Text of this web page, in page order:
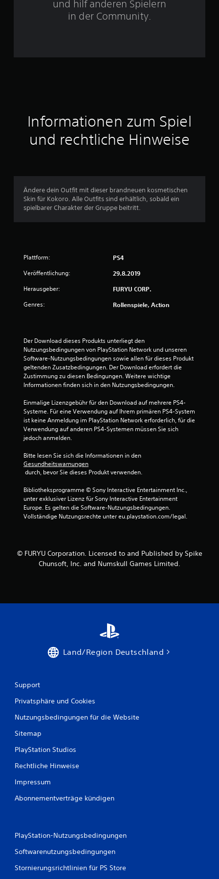
a
B
w
e
und hilf anderen Spielern
in der Community.
Informationen zum Spiel
und rechtliche Hinweise
Ändere dein Outfit mit dieser brandneuen kosmetischen
Skin für Kokoro. Alle Outfits sind erhältlich, sobald ein
spielbarer Charakter der Gruppe beitritt.
Plattform: PS4
Veröffentlichung: 29.8.2019
Herausgeber: FURYU CORP.
Genres: Rollenspiele, Action
Der Download dieses Produkts unterliegt den
Nutzungsbedingungen von PlayStation Network und unseren
Software-Nutzungsbedingungen sowie allen für dieses Produkt
geltenden Zusatzbedingungen. Der Download erfordert die
Zustimmung zu diesen Bedingungen. Weitere wichtige
Informationen finden sich in den Nutzungsbedingungen.
Einmalige Lizenzgebühr für den Download auf mehrere PS4-
Systeme. Für eine Verwendung auf Ihrem primären PS4-System
ist keine Anmeldung im PlayStation Network erforderlich, für die
Verwendung auf anderen PS4-Systemen müssen Sie sich
jedoch anmelden.
Bitte lesen Sie sich die Informationen in den
Gesundheitswarnungen
durch, bevor Sie dieses Produkt verwenden.
Bibliotheksprogramme © Sony Interactive Entertainment Inc.,
unter exklusiver Lizenz für Sony Interactive Entertainment
Europe. Es gelten die Software-Nutzungsbedingungen.
Vollständige Nutzungsrechte unter eu.playstation.com/legal.
© FURYU Corporation. Licensed to and Published by Spike
Chunsoft, Inc. and Numskull Games Limited.
Land/Region Deutschland
Support
Privatsphäre und Cookies
Nutzungsbedingungen für die Website
Sitemap
PlayStation Studios
Rechtliche Hinweise
Impressum
Abonnementverträge kündigen
PlayStation-Nutzungsbedingungen
Softwarenutzungsbedingungen
Stornierungsrichtlinien für PS Store